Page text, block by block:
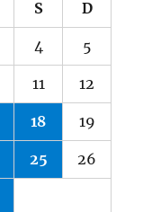
S D
4 5
11 12
18 19
25 26